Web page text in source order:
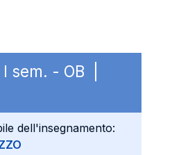
sem. - OB |
dell'insegnamento: